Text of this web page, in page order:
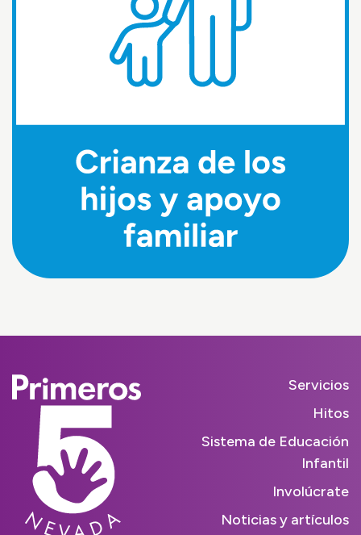
Servicios
Hitos
Sistema de Educación
Infantil
Involúcrate
Noticias y artículos